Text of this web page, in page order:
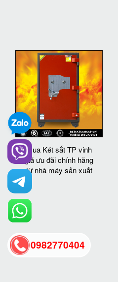
Mua Két sắt TP vinh
giá ưu đãi chính hãng
từ nhà máy sản xuất
0982770404